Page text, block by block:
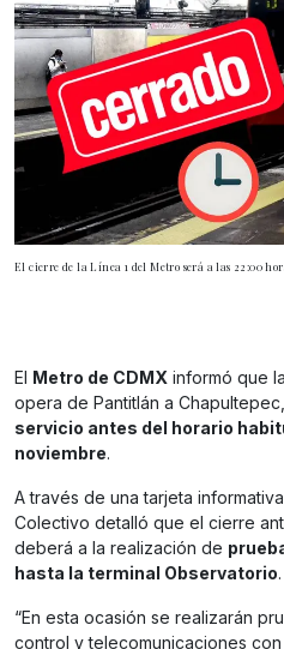
El cierre de la Línea 1 del Metro será a las 22:00
El Metro de CDMX informó que la
opera de Pantitlán a
servicio antes del horario
noviembre.
A través de una tarjeta
Colectivo detalló que el cierre
deberá a la realización de
hasta la terminal Observatorio.
“En esta ocasión se realizarán
control y telecomunicaciones